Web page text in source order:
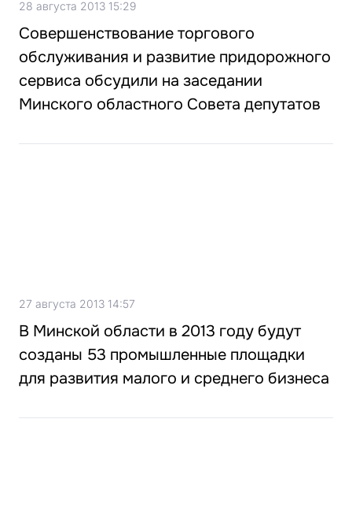
28 августа 2013 15:29
Совершенствование торгового
обслуживания и развитие придорожного
сервиса обсудили на заседании
Минского областного Совета депутатов
27 августа 2013 14:57
В Минской области в 2013 году будут
созданы 53 промышленные площадки
для развития малого и среднего бизнеса